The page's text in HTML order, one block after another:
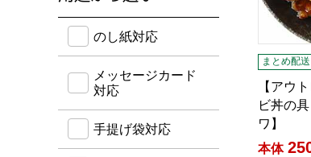
まとめ配送
【アウ
ビ丼の
ワ】
本体
のし紙・メッセージカード・手提げ袋に
のし紙対応
メッセージカード
対応
手提げ袋対応